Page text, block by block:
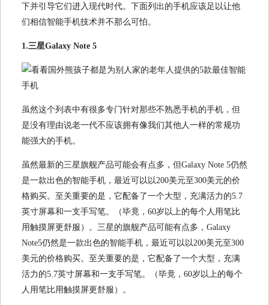
下并引导它们进入现代时代。下面列出的手机应该足以让他
们相信智能手机技术并不那么可怕。
1.三星Galaxy Note 5
虽然这个列表中有很多专门针对那些不熟悉手机的手机，但
是没有理由说老一代不应该拥有像我们其他人一样的常规功
能强大的手机。
虽然最新的三星旗舰产品可能会有点多，但Galaxy Note 5仍然
是一款出色的智能手机，最近可以以200美元至300美元的价
格购买。至关重要的是，它配备了一个大型，充满活力的5.7
英寸屏幕和一支手写笔。（毕竟，60岁以上的每个人用笔比
用触摸屏更舒服）。三星的旗舰产品可能有点多，Galaxy
Note5仍然是一款出色的智能手机，最近可以以200美元至300
美元的价格购买。至关重要的是，它配备了一个大型，充满
活力的5.7英寸屏幕和一支手写笔。（毕竟，60岁以上的每个
人用笔比用触摸屏更舒服）。